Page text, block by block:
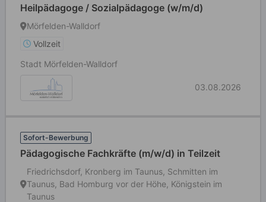
Heilpädagoge / Sozialpädagoge (w/m/d)
Mörfelden-Walldorf
Vollzeit
Stadt Mörfelden-Walldorf
03.08.2026
Sofort-Bewerbung
Pädagogische Fachkräfte (m/w/d) in Teilzeit
Friedrichsdorf, Kronberg im Taunus, Schmitten im
Taunus, Bad Homburg vor der Höhe, Königstein im
Taunus